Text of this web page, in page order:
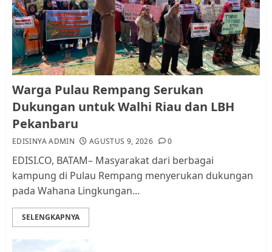
1
dan LBH Pekanbaru
AGUSTUS 9, 2026 0
2
Pemko Batam Tegaskan RT dan
RW bukan Petugas Pendataan
dan Pemungutan Pajak
3
Kader Pajak jadi Penghubung
Pemerintah dan Masyarakat di
Warga Pulau Rempang Serukan
Dukungan untuk Walhi Riau dan LBH
Pekanbaru
EDISINYA ADMIN AGUSTUS 9, 2026 0
EDISI.CO, BATAM– Masyarakat dari berbagai
kampung di Pulau Rempang menyerukan dukungan
pada Wahana Lingkungan...
SELENGKAPNYA